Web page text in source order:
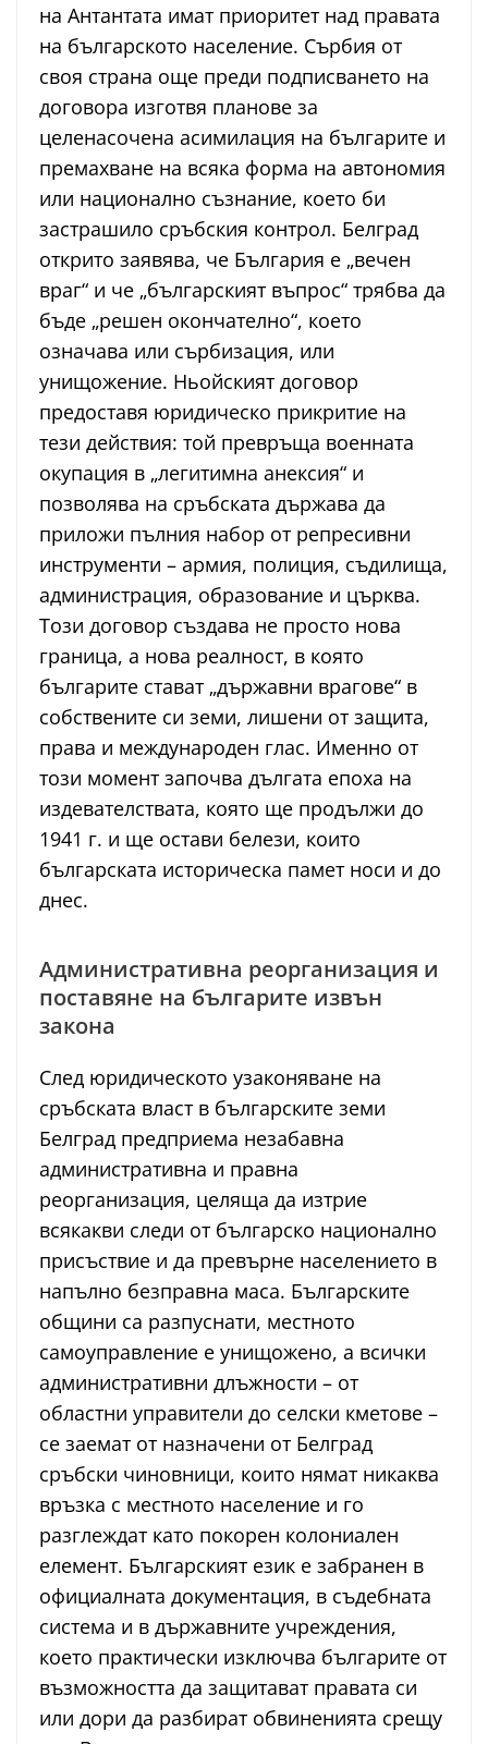
на Антантата имат приоритет над правата
на българското население. Сърбия от
своя страна още преди подписването на
договора изготвя планове за
целенасочена асимилация на българите и
премахване на всяка форма на автономия
или национално съзнание, което би
застрашило сръбския контрол. Белград
открито заявява, че България е „вечен
враг“ и че „българският въпрос“ трябва да
бъде „решен окончателно“, което
означава или сърбизация, или
унищожение. Ньойският договор
предоставя юридическо прикритие на
тези действия: той превръща военната
окупация в „легитимна анексия“ и
позволява на сръбската държава да
приложи пълния набор от репресивни
инструменти – армия, полиция, съдилища,
администрация, образование и църква.
Този договор създава не просто нова
граница, а нова реалност, в която
българите стават „държавни врагове“ в
собствените си земи, лишени от защита,
права и международен глас. Именно от
този момент започва дългата епоха на
издевателствата, която ще продължи до
1941 г. и ще остави белези, които
българската историческа памет носи и до
днес.
Административна реорганизация и
поставяне на българите извън
закона
След юридическото узаконяване на
сръбската власт в българските земи
Белград предприема незабавна
административна и правна
реорганизация, целяща да изтрие
всякакви следи от българско национално
присъствие и да превърне населението в
напълно безправна маса. Българските
общини са разпуснати, местното
самоуправление е унищожено, а всички
административни длъжности – от
областни управители до селски кметове –
се заемат от назначени от Белград
сръбски чиновници, които нямат никаква
връзка с местното население и го
разглеждат като покорен колониален
елемент. Българският език е забранен в
официалната документация, в съдебната
система и в държавните учреждения,
което практически изключва българите от
възможността да защитават правата си
или дори да разбират обвиненията срещу